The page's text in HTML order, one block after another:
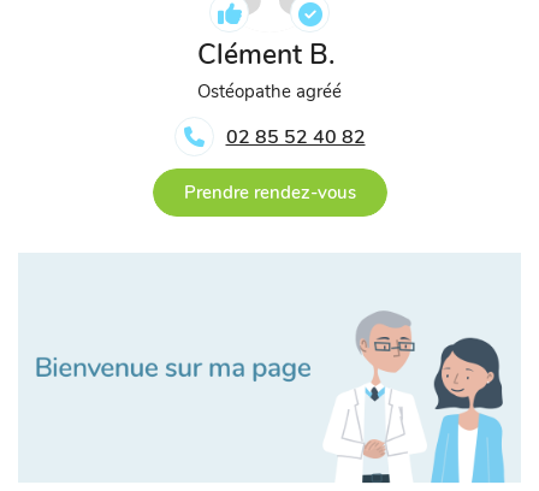
Clément B.
Ostéopathe agréé
02 85 52 40 82
Prendre rendez-vous